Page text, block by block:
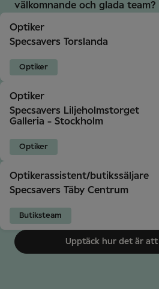
välkomnande och glada team?
Optiker
Specsavers Torslanda
Optiker
Optiker
Specsavers Liljeholmstorget
Galleria - Stockholm
Optiker
Optikerassistent/butikssäljare
Specsavers Täby Centrum
Butiksteam
Upptäck hur det är